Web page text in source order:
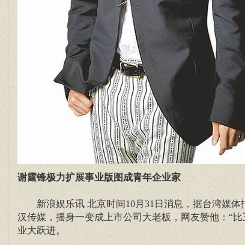
谢霆锋极力扩展事业版图成青年企业家
新浪娱乐讯 北京时间10月31日消息，据台湾媒体
汉传媒，摇身一变成上市公司大老板，网友赞他：“
业大跃进。